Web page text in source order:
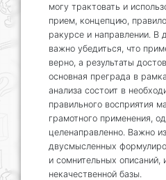
могу трактовать и
прием, концепцию,
ракурсе и направлении. В
важно убедиться, что
верно, а результаты
основная преграда в
анализа состоит в
правильного восприятия
грамотного применения,
целенаправленно. Важно
двусмысленных
и сомнительных описаний,
некачественной базы.